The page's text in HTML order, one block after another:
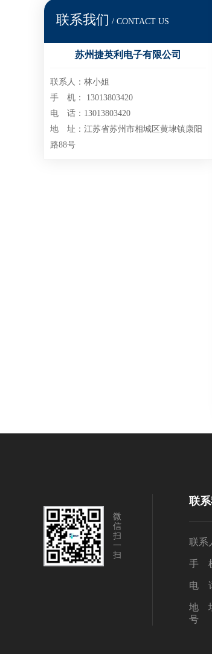
联系我们 / CONTACT US
苏州捷英利电子有限公司
联系人：林小姐
手 机： 13013803420
电 话：13013803420
地 址：江苏省苏州市相城区黄埭镇康阳
路88号
微
信
扫
一
扫
联
联系
手
电
地
号